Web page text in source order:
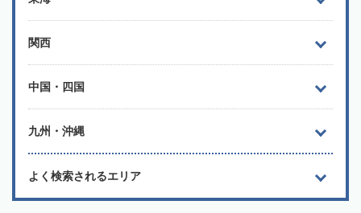
関西
中国・四国
九州・沖縄
よく検索されるエリア